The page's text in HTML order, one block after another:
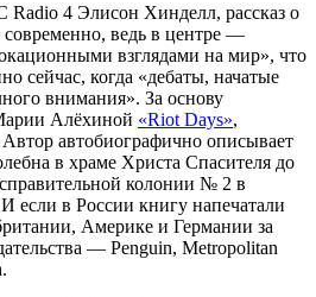
Radio 4 Элисон Хинделл, рассказ о
современно, ведь в центре —
взглядами на мир», что
сейчас, когда «дебаты, начатые
внимания». За основу
Алёхиной «Riot Days»,
автобиографично описывает
в храме Христа Спасителя до
колонии № 2 в
если в России книгу напечатали
Америке и Германии за
— Penguin, Metropolitan